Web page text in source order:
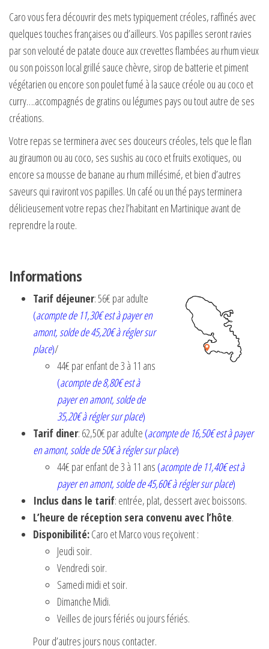
Caro vous fera découvrir des mets typiquement créoles, raffinés avec
quelques touches françaises ou d’ailleurs. Vos papilles seront ravies
par son velouté de patate douce aux crevettes flambées au rhum vieux
ou son poisson local grillé sauce chèvre, sirop de batterie et piment
végétarien ou encore son poulet fumé à la sauce créole ou au coco et
curry….accompagnés de gratins ou légumes pays ou tout autre de ses
créations.
Votre repas se terminera avec ses douceurs créoles, tels que le flan
au giraumon ou au coco, ses sushis au coco et fruits exotiques, ou
encore sa mousse de banane au rhum millésimé, et bien d’autres
saveurs qui raviront vos papilles. Un café ou un thé pays terminera
délicieusement votre repas chez l’habitant en Martinique avant de
reprendre la route.
Informations
Tarif déjeuner: 56€ par adulte
(acompte de 11,30€ est à payer en
amont, solde de 45,20€ à régler sur
place)/
44€ par enfant de 3 à 11 ans
(acompte de 8,80€ est à
payer en amont, solde de
35,20€ à régler sur place)
Tarif diner: 62,50€ par adulte (acompte de 16,50€ est à payer
en amont, solde de 50€ à régler sur place)
44€ par enfant de 3 à 11 ans (acompte de 11,40€ est à
payer en amont, solde de 45,60€ à régler sur place)
Inclus dans le tarif: entrée, plat, dessert avec boissons.
L’heure de réception sera convenu avec l’hôte.
Disponibilité:Caro et Marco vous reçoivent :
Jeudi soir.
Vendredi soir.
Samedi midi et soir.
Dimanche Midi.
Veilles de jours fériés ou jours fériés.
Pour d’autres jours nous contacter.